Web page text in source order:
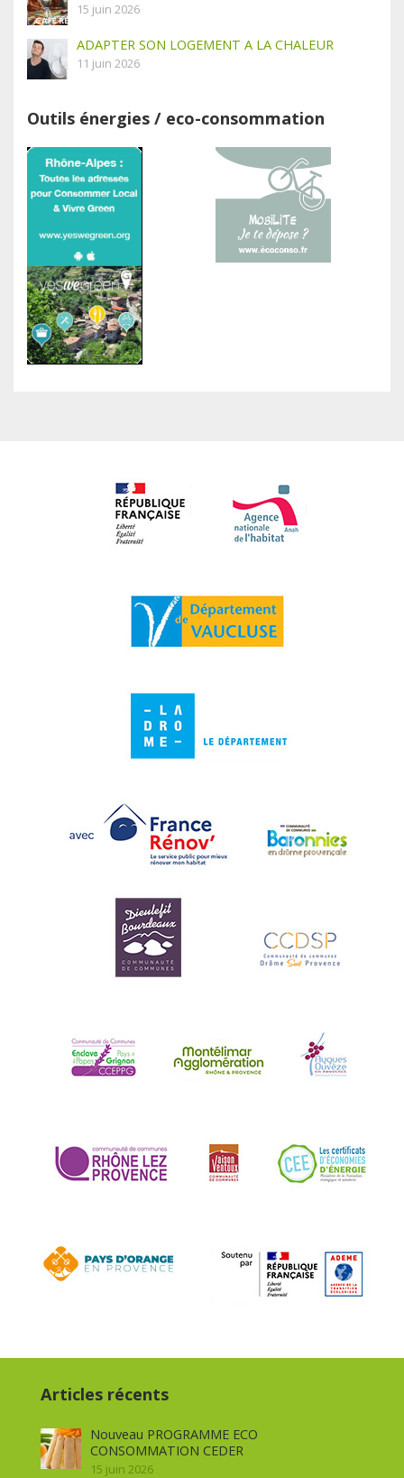
15 juin 2026
ADAPTER SON LOGEMENT A LA CHALEUR
11 juin 2026
Outils énergies / eco-consommation
Articles récents
Nouveau PROGRAMME ECO
CONSOMMATION CEDER
15 juin 2026